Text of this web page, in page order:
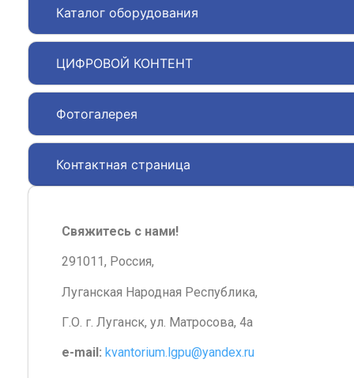
Каталог оборудования
ЦИФРОВОЙ КОНТЕНТ
Фотогалерея
Контактная страница
Свяжитесь с нами!
291011, Россия,
Луганская Народная Республика,
Г.О. г. Луганск, ул. Матросова, 4а
e-mail: kvantorium.lgpu@yandex.ru